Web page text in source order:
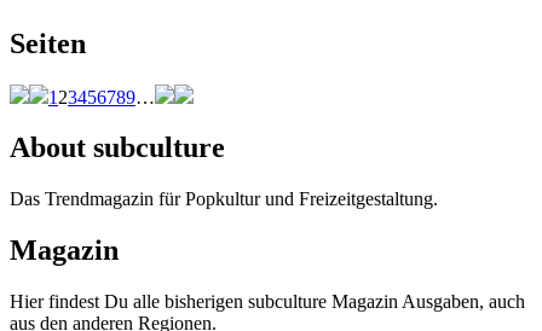
Seiten
1 23456789…
About subculture
Das Trendmagazin für Popkultur und Freizeitgestaltung.
Magazin
Hier findest Du alle bisherigen subculture Magazin Ausgaben, auch
aus den anderen Regionen.